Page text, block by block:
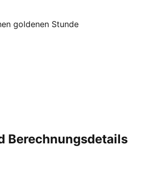
goldenen Stunde
Berechnungsdetails